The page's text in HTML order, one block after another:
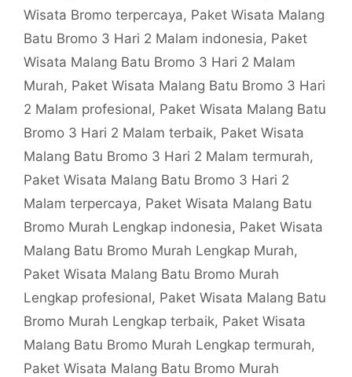
Wisata Bromo terpercaya, Paket Wisata Malang
Batu Bromo 3 Hari 2 Malam indonesia, Paket
Wisata Malang Batu Bromo 3 Hari 2 Malam
Murah, Paket Wisata Malang Batu Bromo 3 Hari
2 Malam profesional, Paket Wisata Malang Batu
Bromo 3 Hari 2 Malam terbaik, Paket Wisata
Malang Batu Bromo 3 Hari 2 Malam termurah,
Paket Wisata Malang Batu Bromo 3 Hari 2
Malam terpercaya, Paket Wisata Malang Batu
Bromo Murah Lengkap indonesia, Paket Wisata
Malang Batu Bromo Murah Lengkap Murah,
Paket Wisata Malang Batu Bromo Murah
Lengkap profesional, Paket Wisata Malang Batu
Bromo Murah Lengkap terbaik, Paket Wisata
Malang Batu Bromo Murah Lengkap termurah,
Paket Wisata Malang Batu Bromo Murah